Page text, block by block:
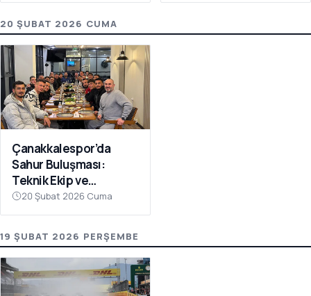
20 ŞUBAT 2026 CUMA
Çanakkalespor’da
Sahur Buluşması:
Teknik Ekip ve
Futbolcular Aynı
Sofrada
20 Şubat 2026 Cuma
19 ŞUBAT 2026 PERŞEMBE